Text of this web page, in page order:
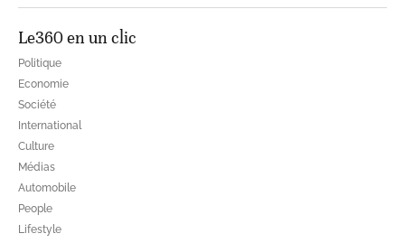
Le360 en un clic
Politique
Economie
Société
International
Culture
Médias
Automobile
People
Lifestyle